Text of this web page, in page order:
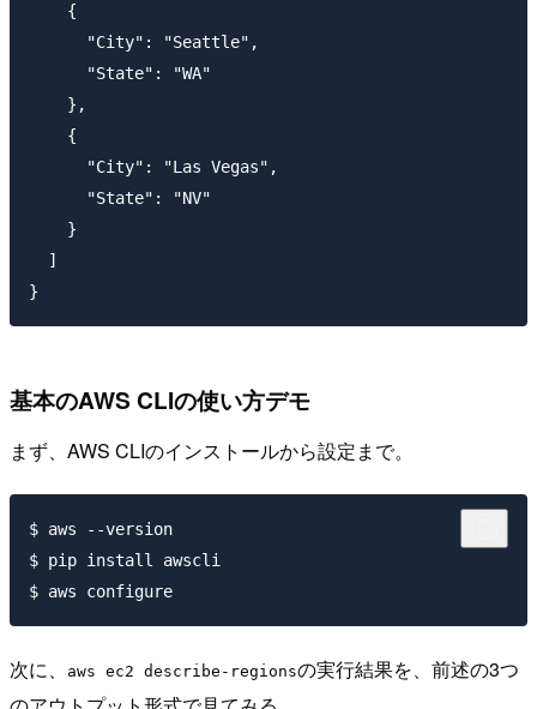
    {
      "City": "Seattle",
      "State": "WA"
    },
    {
      "City": "Las Vegas",
      "State": "NV"
    }
  ]
基本のAWS CLIの使い方デモ
まず、AWS CLIのインストールから設定まで。
$ aws --version
$ pip install awscli
次に、 aws ec2 describe-regionsの実行結果を、前述の3つ